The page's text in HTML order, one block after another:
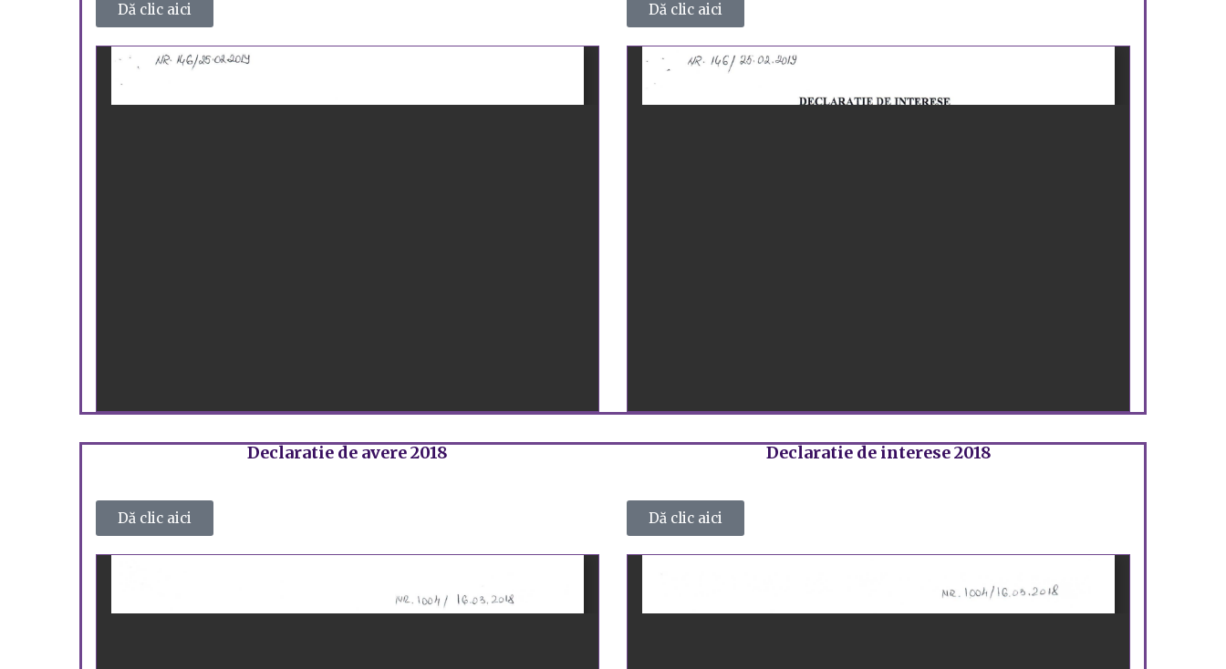
Dă clic aici Dă clic aici
Declaratie de avere 2018
Dă clic aici
Declaratie de interese 2018
Dă clic aici